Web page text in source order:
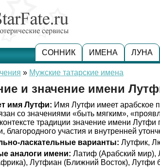
СОННИК ИМЕНА ЛУНА
» Мужские татарские имена
и значение имени
имя Лутфи: Имя Лутфи имеет арабское
со значениями «быть мягким»,
традиции значение имени Лутфи
благородного участия и внутренней
ласкательные варианты: Лутфик,
аналоги имени: Латиф (Арабский мир),
Лутфиан (Ближний Восток), Лутфи